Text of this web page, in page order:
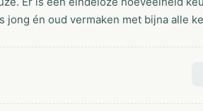
jong én oud vermaken met bijna alle